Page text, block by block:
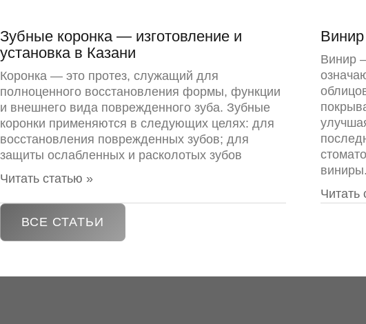
Зубные коронка — изготовление и
установка в Казани
Коронка — это протез, служащий для
полноценного восстановления формы, функции
и внешнего вида поврежденного зуба. Зубные
коронки применяются в следующих целях: для
восстановления поврежденных зубов; для
защиты ослабленных и расколотых зубов
Читать статью »
Винир
Винир
виниры.
Читать
ВСЕ СТАТЬИ